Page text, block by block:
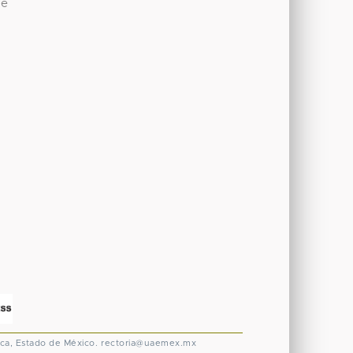
Estado de México. rectoria@uaemex.mx